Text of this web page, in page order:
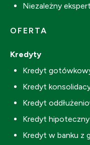
Niezależny
OFERTA
Kredyty
Kredyt
Kredyt
Kredyt
Kredyt hipoteczny
Kredyt w banku z